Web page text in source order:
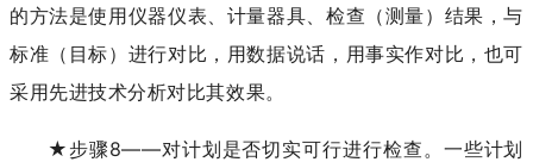
的方法是使用仪器仪表、计量器具、检查（测量）结果，与
标准（目标）进行对比，用数据说话，用事实作对比，也可
采用先进技术分析对比其效果。
★步骤8——对计划是否切实可行进行检查。一些计划